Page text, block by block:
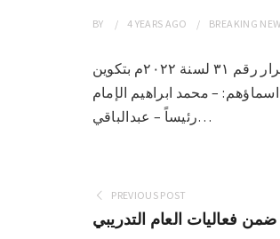
BY 4 YEARS AGO BREAKING
مدني 10-3-2022(سونا)- أصدر الأستاذ إسماعيل عوض الله العاقب والي الجزيرة المكلف القرار رقم ٣١ لسنة ٢٠٢٢م بتكوين
– محمد ابراهيم الإمام
رئيساً – عبدالباقي…
PREVIOUS POST
فعاليات العام التدريبي